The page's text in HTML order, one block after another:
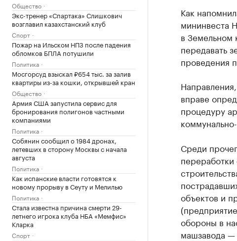
Общество
Экс-тренер «Спартака» Слишкович
возглавил казахстанский клуб
Спорт
Пожар на Ильском НПЗ после падения
обломков БПЛА потушили
Политика
Мосгорсуд взыскал ₽654 тыс. за залив
квартиры из-за кошки, открывшей кран
Общество
Армия США запустила сервис для
бронирования полигонов частными
компаниями
Политика
Собянин сообщил о 1984 дронах,
летевших в сторону Москвы с начала
августа
Политика
Как испанские власти готовятся к
новому прорыву в Сеуту и Мелилью
Политика
Стала известна причина смерти 29-
летнего игрока клуба НБА «Мемфис»
Кларка
Спорт
Как
мининвеста
в Земельном
передавать
проведения
вправе
процедуру
Среди
объектов и
обороны в
машзавода